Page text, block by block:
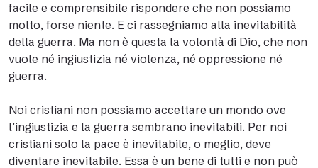
facile e comprensibile rispondere che non possiamo
molto, forse niente. E ci rassegniamo alla inevitabilità
della guerra. Ma non è questa la volontà di Dio, che non
vuole né ingiustizia né violenza, né oppressione né
guerra.
Noi cristiani non possiamo accettare un mondo ove
l’ingiustizia e la guerra sembrano inevitabili. Per noi
cristiani solo la pace è inevitabile, o meglio, deve
diventare inevitabile. Essa è un bene di tutti e non può